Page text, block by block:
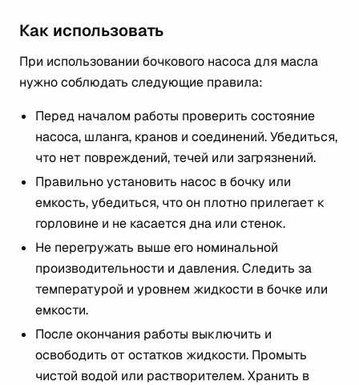
Как использовать
При использовании бочкового насоса для масла
нужно соблюдать следующие правила:
Перед началом работы проверить состояние
насоса, шланга, кранов и соединений. Убедиться,
что нет повреждений, течей или загрязнений.
Правильно установить насос в бочку или
емкость, убедиться, что он плотно прилегает к
горловине и не касается дна или стенок.
Не перегружать выше его номинальной
производительности и давления. Следить за
температурой и уровнем жидкости в бочке или
емкости.
После окончания работы выключить и
освободить от остатков жидкости. Промыть
чистой водой или растворителем. Хранить в